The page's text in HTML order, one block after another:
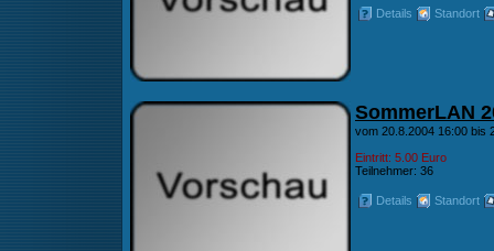
Details Standort
SommerLAN
vom 20.8.2004 16:00 bis
Eintritt: 5.00 Euro
Teilnehmer: 36
Details Standort